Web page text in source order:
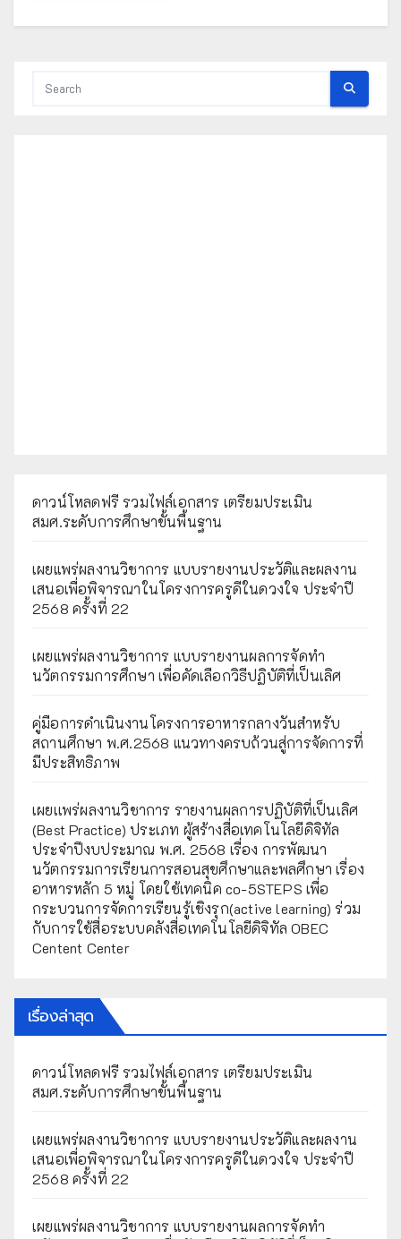
ดาวน์โหลดฟรี รวมไฟล์เอกสาร เตรียมประเมิน
สมศ.ระดับการศึกษาขั้นพื้นฐาน
เผยแพร่ผลงานวิชาการ แบบรายงานประวัติและผลงาน
เสนอเพื่อพิจารณาในโครงการครูดีในดวงใจ ประจำปี
2568 ครั้งที่ 22
เผยแพร่ผลงานวิชาการ แบบรายงานผลการจัดทำ
นวัตกรรมการศึกษา เพื่อคัดเลือกวิธีปฏิบัติที่เป็นเลิศ
คู่มือการดำเนินงานโครงการอาหารกลางวันสำหรับ
สถานศึกษา พ.ศ.2568 แนวทางครบถ้วนสู่การจัดการที่
มีประสิทธิภาพ
เผยเเพร่ผลงานวิชาการ รายงานผลการปฏิบัติที่เป็นเลิศ
(Best Practice) ประเภท ผู้สร้างสื่อเทคโนโลยีดิจิทัล
ประจำปีงบประมาณ พ.ศ. 2568 เรื่อง การพัฒนา
นวัตกรรมการเรียนการสอนสุขศึกษาและพลศึกษา เรื่อง
อาหารหลัก 5 หมู่ โดยใช้เทคนิค co-5STEPS เพื่อ
กระบวนการจัดการเรียนรู้เชิงรุก(active learning) ร่วม
กับการใช้สื่อระบบคลังสื่อเทคโนโลยีดิจิทัล OBEC
Centent Center
เรื่องล่าสุด
ดาวน์โหลดฟรี รวมไฟล์เอกสาร เตรียมประเมิน
สมศ.ระดับการศึกษาขั้นพื้นฐาน
เผยแพร่ผลงานวิชาการ แบบรายงานประวัติและผลงาน
เสนอเพื่อพิจารณาในโครงการครูดีในดวงใจ ประจำปี
2568 ครั้งที่ 22
เผยแพร่ผลงานวิชาการ แบบรายงานผลการจัดทำ